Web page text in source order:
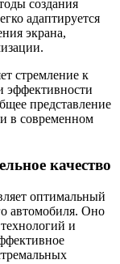
создания
адаптируется
экрана,
стремление к
эффективности
представление
в современном
качество
оптимальный
автомобиля. Оно
и